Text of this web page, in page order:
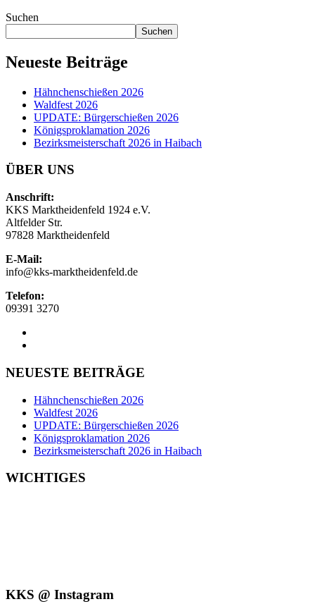
Suchen
Suchen
Neueste Beiträge
Hähnchenschießen 2026
Waldfest 2026
UPDATE: Bürgerschießen 2026
Königsproklamation 2026
Bezirksmeisterschaft 2026 in Haibach
ÜBER UNS
Anschrift:
KKS Marktheidenfeld 1924 e.V.
Altfelder Str.
97828 Marktheidenfeld
E-Mail:
info@kks-marktheidenfeld.de
Telefon:
09391 3270
NEUESTE BEITRÄGE
Hähnchenschießen 2026
Waldfest 2026
UPDATE: Bürgerschießen 2026
Königsproklamation 2026
Bezirksmeisterschaft 2026 in Haibach
WICHTIGES
KKS @ Instagram